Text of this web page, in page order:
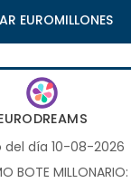
EUROMILLONES
del día 10-08-2026
BOTE MILLONARIO: